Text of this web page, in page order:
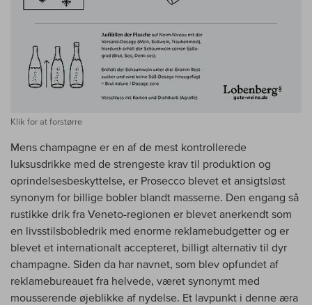
Klik for at forstørre
Mens champagne er en af de mest kontrollerede
luksusdrikke med de strengeste krav til produktion og
oprindelsesbeskyttelse, er Prosecco blevet et ansigtsløst
synonym for billige bobler blandt masserne. Den engang så
rustikke drik fra Veneto-regionen er blevet anerkendt som
en livsstilsbobledrik med enorme reklamebudgetter og er
blevet et internationalt accepteret, billigt alternativ til dyr
champagne. Siden da har navnet, som blev opfundet af
reklamebureauet fra helvede, været synonymt med
mousserende øjeblikke af nydelse. Et lavpunkt i denne æra